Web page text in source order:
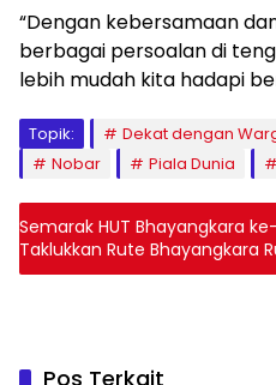
“Dengan kebersamaan
berbagai persoalan di
lebih mudah kita hadapi
Topik: Dekat dengan
Nobar
Piala Dunia
Semarak HUT Bhayangkara
Taklukkan Rute Bhayangkara
Pos Terkait